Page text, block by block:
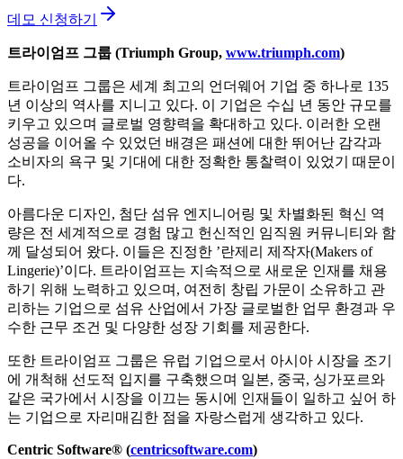
데모 신청하기
트라이엄프 그룹 (Triumph Group, www.triumph.com)
트라이엄프 그룹은 세계 최고의 언더웨어 기업 중 하나로 135
년 이상의 역사를 지니고 있다. 이 기업은 수십 년 동안 규모를
키우고 있으며 글로벌 영향력을 확대하고 있다. 이러한 오랜
성공을 이어올 수 있었던 배경은 패션에 대한 뛰어난 감각과
소비자의 욕구 및 기대에 대한 정확한 통찰력이 있었기 때문이
다.
아름다운 디자인, 첨단 섬유 엔지니어링 및 차별화된 혁신 역
량은 전 세계적으로 경험 많고 헌신적인 임직원 커뮤니티와 함
께 달성되어 왔다. 이들은 진정한 ’란제리 제작자(Makers of
Lingerie)’이다. 트라이엄프는 지속적으로 새로운 인재를 채용
하기 위해 노력하고 있으며, 여전히 창립 가문이 소유하고 관
리하는 기업으로 섬유 산업에서 가장 글로벌한 업무 환경과 우
수한 근무 조건 및 다양한 성장 기회를 제공한다.
또한 트라이엄프 그룹은 유럽 기업으로서 아시아 시장을 조기
에 개척해 선도적 입지를 구축했으며 일본, 중국, 싱가포르와
같은 국가에서 시장을 이끄는 동시에 인재들이 일하고 싶어 하
는 기업으로 자리매김한 점을 자랑스럽게 생각하고 있다.
Centric Software® (centricsoftware.com)